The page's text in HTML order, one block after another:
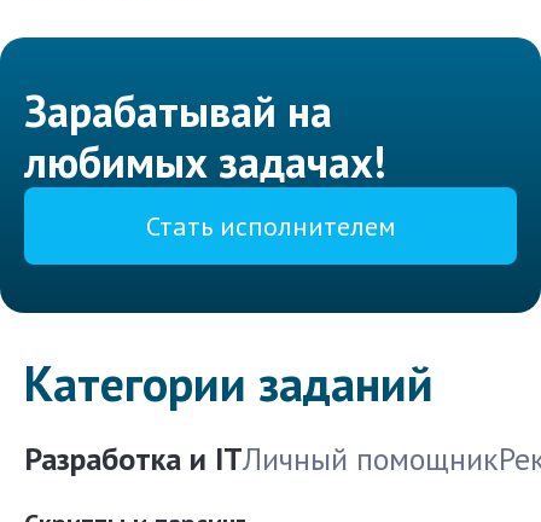
Зарабатывай на
любимых задачах!
Стать исполнителем
Категории заданий
Разработка и ITЛичный помощник